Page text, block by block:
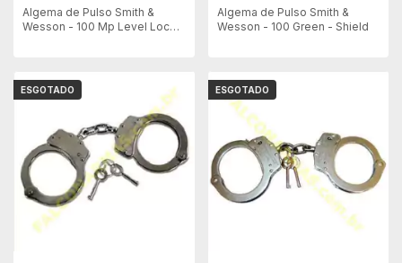
Algema de Pulso Smith &
Wesson - 100 Mp Level Lock -
Algema de Pulso Smith &
Wesson - 100 Green - Shield
ESGOTADO ESGOTADO